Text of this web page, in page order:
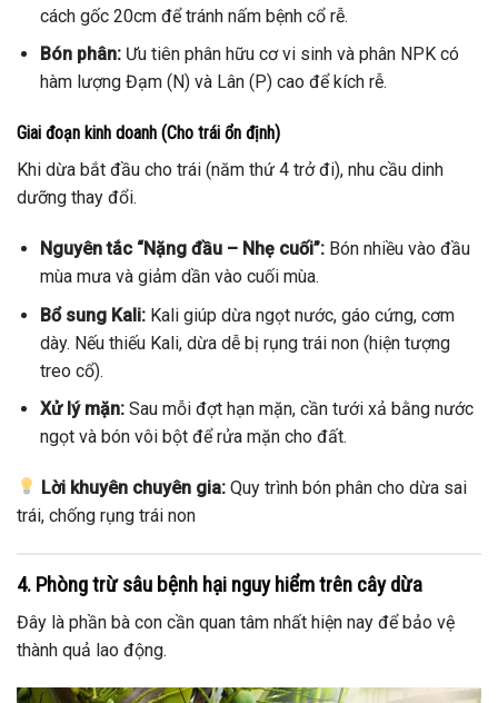
cách gốc 20cm để tránh nấm bệnh cổ rễ.
Bón phân:Ưu tiên phân hữu cơ vi sinh và phân NPK có
hàm lượng Đạm (N) và Lân (P) cao để kích rễ.
Giai đoạn kinh doanh (Cho trái ổn định)
Khi dừa bắt đầu cho trái (năm thứ 4 trở đi), nhu cầu dinh
dưỡng thay đổi.
Nguyên tắc “Nặng đầu – Nhẹ cuối”:Bón nhiều vào đầu
mùa mưa và giảm dần vào cuối mùa.
Bổ sung Kali:Kali giúp dừa ngọt nước, gáo cứng, cơm
dày. Nếu thiếu Kali, dừa dễ bị rụng trái non (hiện tượng
treo cổ).
Xử lý mặn:Sau mỗi đợt hạn mặn, cần tưới xả bằng nước
ngọt và bón vôi bột để rửa mặn cho đất.
Lời khuyên chuyên gia: Quy trình bón phân cho dừa sai
trái, chống rụng trái non
4. Phòng trừ sâu bệnh hại nguy hiểm trên cây dừa
Đây là phần bà con cần quan tâm nhất hiện nay để bảo vệ
thành quả lao động.